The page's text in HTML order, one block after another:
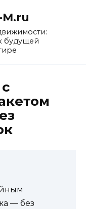
будущей
— без